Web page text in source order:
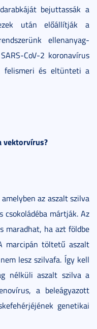
bejuttassák a
után előállítják a
ellenanyag-
CoV-2 koronavírus
felismeri és eltünteti a
vektorvírus?
az aszalt szilva
csokoládéba mártják. Az
maradhat, ha azt földbe
marcipán töltetű aszalt
lesz szilvafa. Így kell
nélküli aszalt szilva a
a beleágyazott
genetikai